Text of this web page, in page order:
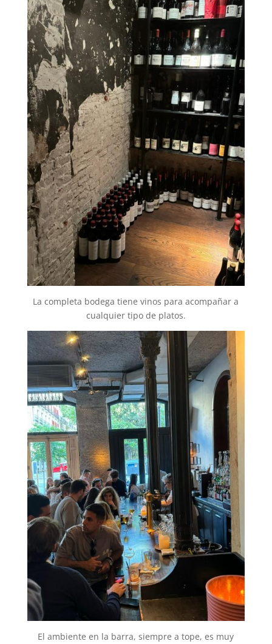
La completa bodega tiene vinos para acompañar a
cualquier tipo de platos.
El ambiente en la barra, siempre a tope, es muy